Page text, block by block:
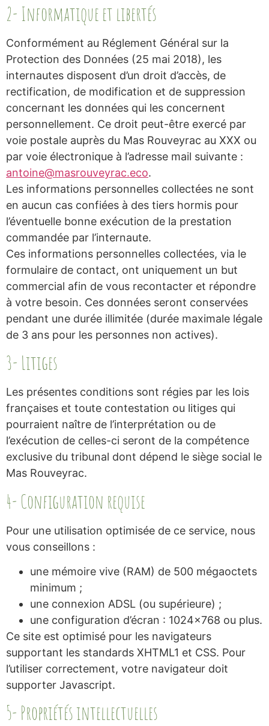
2- Informatique et libertés
Conformément au Réglement Général sur la
Protection des Données (25 mai 2018), les
internautes disposent d’un droit d’accès, de
rectification, de modification et de suppression
concernant les données qui les concernent
personnellement. Ce droit peut-être exercé par
voie postale auprès du Mas Rouveyrac au XXX ou
par voie électronique à l’adresse mail suivante :
antoine@masrouveyrac.eco.
Les informations personnelles collectées ne sont
en aucun cas confiées à des tiers hormis pour
l’éventuelle bonne exécution de la prestation
commandée par l’internaute.
Ces informations personnelles collectées, via le
formulaire de contact, ont uniquement un but
commercial afin de vous recontacter et répondre
à votre besoin. Ces données seront conservées
pendant une durée illimitée (durée maximale légale
de 3 ans pour les personnes non actives).
3- Litiges
Les présentes conditions sont régies par les lois
françaises et toute contestation ou litiges qui
pourraient naître de l’interprétation ou de
l’exécution de celles-ci seront de la compétence
exclusive du tribunal dont dépend le siège social le
Mas Rouveyrac.
4- Configuration requise
Pour une utilisation optimisée de ce service, nous
vous conseillons :
une mémoire vive (RAM) de 500 mégaoctets
minimum ;
une connexion ADSL (ou supérieure) ;
une configuration d’écran : 1024×768 ou plus.
Ce site est optimisé pour les navigateurs
supportant les standards XHTML1 et CSS. Pour
l’utiliser correctement, votre navigateur doit
supporter Javascript.
5- Propriétés intellectuelles